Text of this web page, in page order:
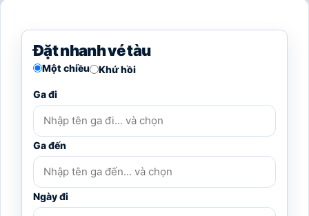
Đặt nhanh vé tàu
Một chiều Khứ hồi
Ga đi
Ga đến
Ngày đi